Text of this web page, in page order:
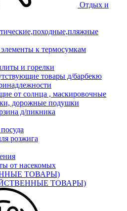
Отдых и
к термосумкам
и горелки
товары д/барбекю
от солнца , маскировочные
дорожные подушки
д/пикника
розжига
от насекомых
ТОВАРЫ)
ТОВАРЫ)